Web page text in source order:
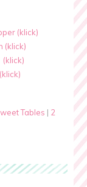
(klick)
(klick)
Tables | 2